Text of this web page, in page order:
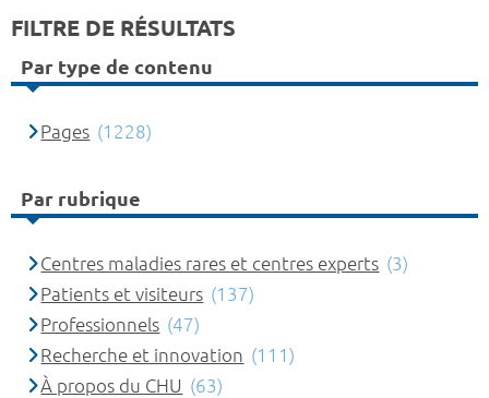
FILTRE DE RÉSULTATS
Par type de contenu
Pages (1228)
Par rubrique
Centres maladies rares et centres experts (3)
Patients et visiteurs (137)
Professionnels (47)
Recherche et innovation (111)
À propos du CHU (63)